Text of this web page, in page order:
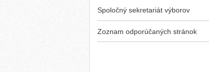
Spoločný sekretariát výborov
Zoznam odporúčaných stránok